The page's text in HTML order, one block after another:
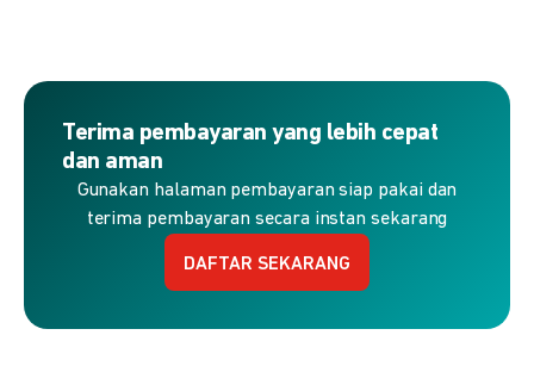
Terima pembayaran yang lebih cepat
dan aman
Gunakan halaman pembayaran siap pakai dan
terima pembayaran secara instan sekarang
DAFTAR SEKARANG